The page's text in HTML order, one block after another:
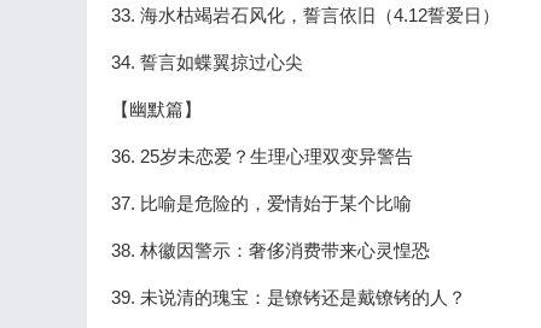
33. 海水枯竭岩石风化，誓言依旧（4.12誓爱日）
34. 誓言如蝶翼掠过心尖
【幽默篇】
36. 25岁未恋爱？生理心理双变异警告
37. 比喻是危险的，爱情始于某个比喻
38. 林徽因警示：奢侈消费带来心灵惶恐
39. 未说清的瑰宝：是镣铐还是戴镣铐的人？